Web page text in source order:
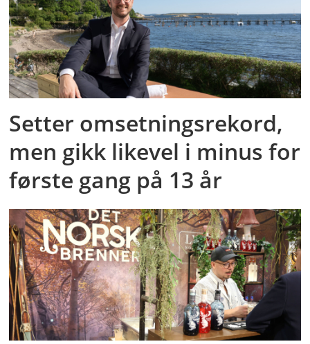
Setter omsetningsrekord,
men gikk likevel i minus for
første gang på 13 år